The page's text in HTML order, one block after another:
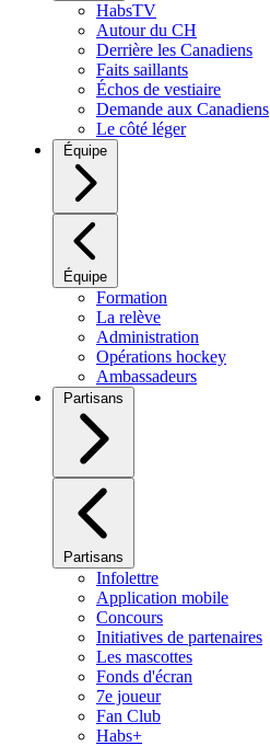
HabsTV
Autour du CH
Derrière les Canadiens
Faits saillants
Échos de vestiaire
Demande aux Canadiens
Le côté léger
Équipe
Équipe
Formation
La relève
Administration
Opérations hockey
Ambassadeurs
Partisans
Partisans
Infolettre
Application mobile
Concours
Initiatives de partenaires
Les mascottes
Fonds d'écran
7e joueur
Fan Club
Habs+